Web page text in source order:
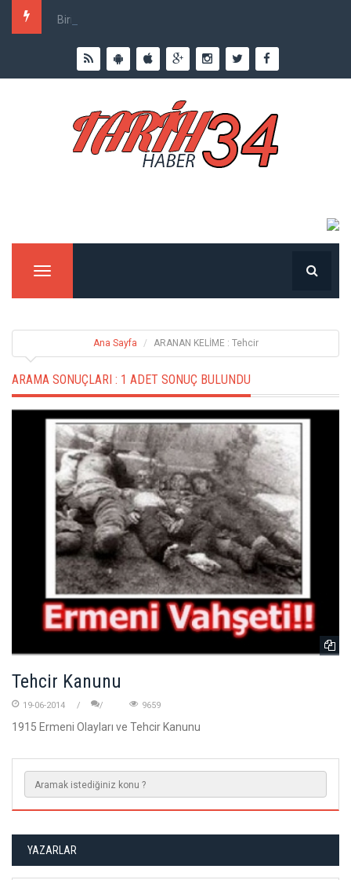
Birinci Dünya Savaşı`nda Ne Kadar İnsan Öldü?
Menu
Ana Sayfa ARANAN KELİME : Tehcir
ARAMA SONUÇLARI : 1 ADET SONUÇ BULUNDU
Tehcir Kanunu
19-06-2014 9659
1915 Ermeni Olayları ve Tehcir Kanunu
YAZARLAR